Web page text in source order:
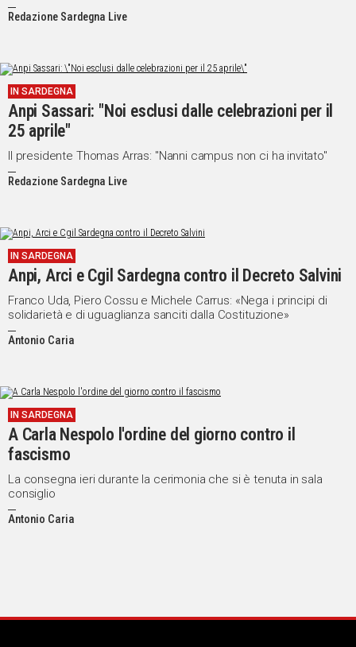
Redazione Sardegna Live
IN SARDEGNA
Anpi Sassari: "Noi esclusi dalle celebrazioni per il
25 aprile"
Il presidente Thomas Arras: "Nanni campus non ci ha invitato"
Redazione Sardegna Live
IN SARDEGNA
Anpi, Arci e Cgil Sardegna contro il Decreto Salvini
Franco Uda, Piero Cossu e Michele Carrus: «Nega i principi di
solidarietà e di uguaglianza sanciti dalla Costituzione»
Antonio Caria
IN SARDEGNA
A Carla Nespolo l'ordine del giorno contro il
fascismo
La consegna ieri durante la cerimonia che si è tenuta in sala
consiglio
Antonio Caria